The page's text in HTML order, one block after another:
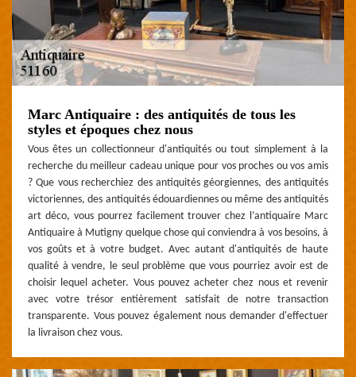
Marc Antiquaire : des antiquités de tous les
styles et époques chez nous
Vous êtes un collectionneur d'antiquités ou tout simplement à la
recherche du meilleur cadeau unique pour vos proches ou vos amis
? Que vous recherchiez des antiquités géorgiennes, des antiquités
victoriennes, des antiquités édouardiennes ou même des antiquités
art déco, vous pourrez facilement trouver chez l’antiquaire Marc
Antiquaire à Mutigny quelque chose qui conviendra à vos besoins, à
vos goûts et à votre budget. Avec autant d'antiquités de haute
qualité à vendre, le seul problème que vous pourriez avoir est de
choisir lequel acheter. Vous pouvez acheter chez nous et revenir
avec votre trésor entièrement satisfait de notre transaction
transparente. Vous pouvez également nous demander d'effectuer
la livraison chez vous.